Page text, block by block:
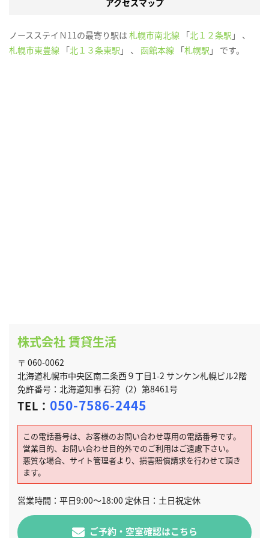
アクセスマップ
ノースステイＮ11の最寄り駅は 札幌市南北線 「北１２条駅 」 、
札幌市東豊線 「北１３条東駅 」 、 函館本線 「札幌駅 」 です。
株式会社 賃貸生活
〒 060-0062
北海道札幌市中央区南二条西９丁目1-2 サンケン札幌ビル2階
免許番号：北海道知事 石狩（2）第8461号
TEL： 050-7586-2445
この電話番号は、お客様のお問い合わせ専用の電話番号です。
営業目的、お問い合わせ目的外でのご利用はご遠慮下さい。
悪質な場合、サイト管理者より、損害賠償請求を行わせて頂き
ます。
営業時間：平日9:00～18:00 定休日：土日祝定休
ご予約・空室確認はこちら